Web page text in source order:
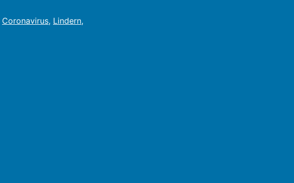
Coronavirus, Lindern,